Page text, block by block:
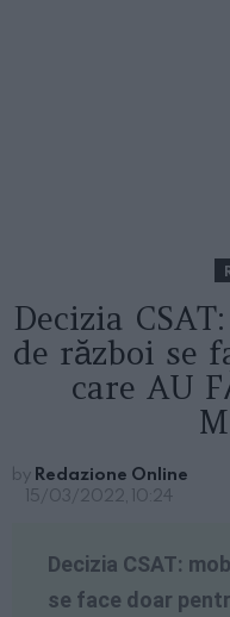
Decizia
de război se
care AU
by Redazione Online
15/03/2022, 10:24
Decizia CSAT:
se face doar